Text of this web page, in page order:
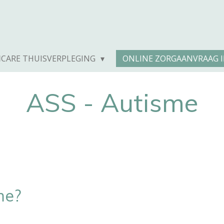
THUISVERPLEGING ONLINE ZORGAANVRAAG
ASS - Autisme